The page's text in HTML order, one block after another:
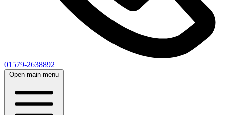
01579-2638892
Open main menu